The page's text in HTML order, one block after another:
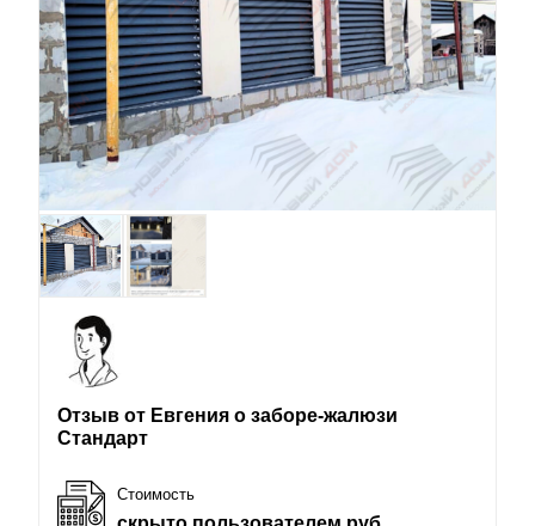
Отзыв от Евгения о заборе-жалюзи
Стандарт
Стоимость